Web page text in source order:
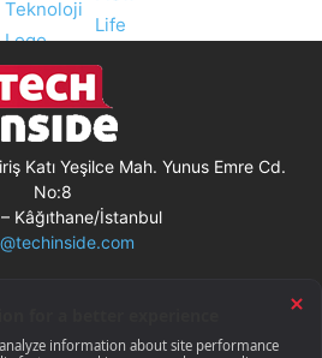
Katı Yeşilce Mah. Yunus Emre Cd.
No:8
Kâğıthane/İstanbul
Gizlilik Bildirimi